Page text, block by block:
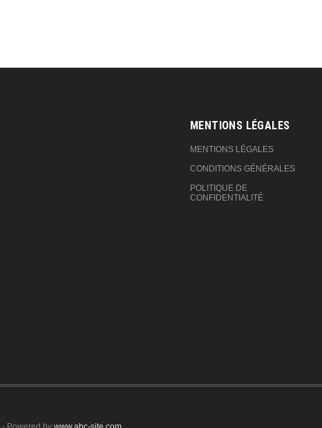
MENTIONS LÉGALES
MENTIONS LÉGALES
CONDITIONS GÉNÉRALES
POLITIQUE DE
CONFIDENTIALITÉ